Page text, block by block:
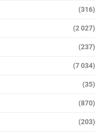
(316)
(2 027)
(237)
(7 034)
(35)
(870)
(203)